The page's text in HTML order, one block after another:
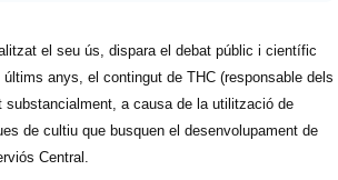
el seu ús, dispara el debat públic i científic
anys, el contingut de THC (responsable dels
a causa de la utilització de
de cultiu que busquen el desenvolupament de
Central.